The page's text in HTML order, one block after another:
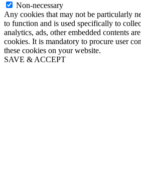
Non-necessary
Any cookies that may not be particularly
to function and is used specifically to
analytics, ads, other embedded contents
cookies. It is mandatory to procure user
these cookies on your website.
SAVE & ACCEPT